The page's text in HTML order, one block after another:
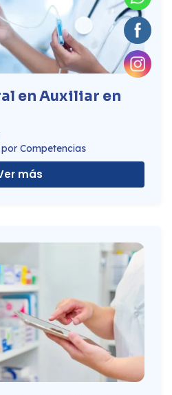
en Auxiliar en
Competencias
más